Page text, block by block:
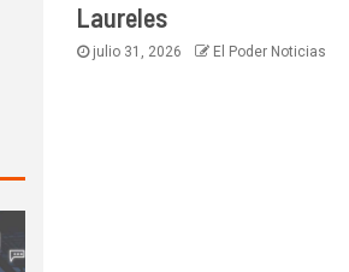
Laureles
julio 31, 2026 El Poder Noticias